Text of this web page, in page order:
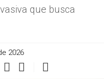
que busca
2026